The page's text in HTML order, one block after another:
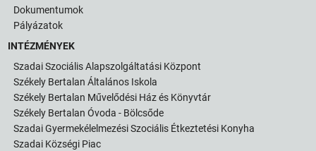
Dokumentumok
Pályázatok
INTÉZMÉNYEK
Szadai Szociális Alapszolgáltatási Központ
Székely Bertalan Általános Iskola
Székely Bertalan Művelődési Ház és Könyvtár
Székely Bertalan Óvoda - Bölcsőde
Szadai Gyermekélelmezési Szociális Étkeztetési Konyha
Szadai Községi Piac